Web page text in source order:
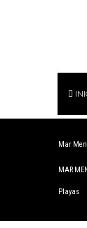
Mar
MAR
Playas